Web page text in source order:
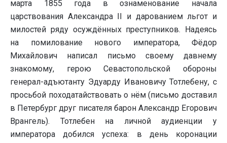
марта 1855 года в ознаменование начала
царствования Александра II и дарованием льгот и
милостей ряду осуждённых преступников. Надеясь
на помилование нового императора, Фёдор
Михайлович написал письмо своему давнему
знакомому, герою Севастопольской обороны
генерал-адъютанту Эдуарду Ивановичу Тотлебену, с
просьбой походатайствовать о нём (письмо доставил
в Петербург друг писателя барон Александр Егорович
Врангель). Тотлебен на личной аудиенции у
императора добился успеха: в день коронации